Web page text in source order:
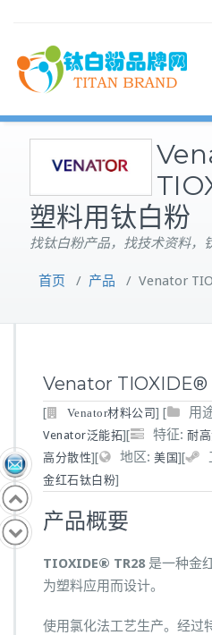
塑料用钛白粉
找钛白粉产品，找技术资料，
首页 / 产品 / Venator
Venator TIOXIDE®
[ Venator材料公司] [ 用
Venator泛能拓][ 特征: 耐
高分散性][ 地区: 美国][
金红石钛白粉]
产品概要
TIOXIDE® TR28是一种金
为塑料应用而设计。
使用氯化法工艺生产。经过